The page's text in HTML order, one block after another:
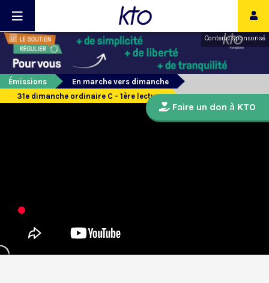
Contenu sponsorisé
Émissions
En marche vers dimanche
31e dimanche ordinaire C - 1ère lecture
Faire un don à KTO